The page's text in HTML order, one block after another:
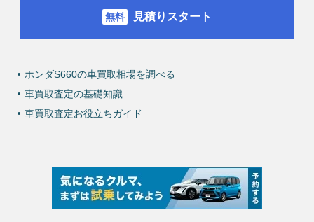
見積りスタート
ホンダS660の車買取相場を調べる
車買取査定の基礎知識
車買取査定お役立ちガイド